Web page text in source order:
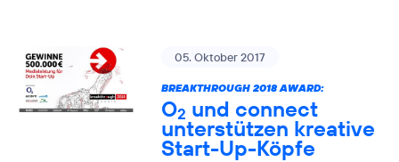
05. Oktober 2017
BREAKTHROUGH 2018 AWARD:
O2 und connect
unterstützen kreative
Start-Up-Köpfe